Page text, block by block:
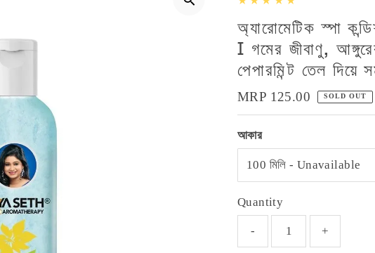
অ্যারোমেটিক স্পা
I গমের জীবাণু,
পেপারমিন্ট তেল দিয়ে
Regular
Price
MRP 125.00 SOLD OUT
আকার
Quantity
- +